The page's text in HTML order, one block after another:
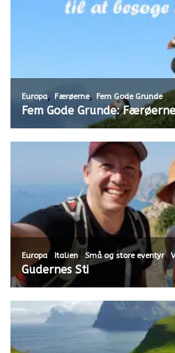
Europa, Færøerne, Fem Gode Grunde
Fem Gode Grunde: Færøerne
Europa, Italien,Små og store eventyr,
Gudernes Sti